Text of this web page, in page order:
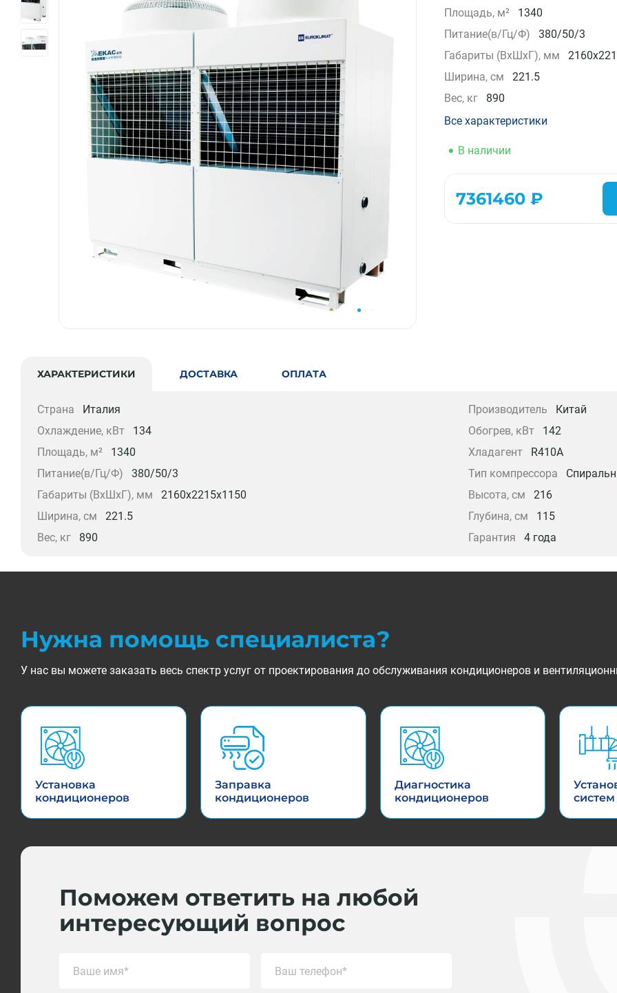
Компрессорно-конденсаторные блоки
Крышные кондиционеры
Прецизионные кондиционеры
Расходные материалы монтажа
Аксессуары для кондиционеров
Площадь, м²
1340
Питание(в/Гц/Ф)
380/50/3
Габариты (ВxШxГ), мм
Ширина, см
221.5
Вес, кг
890
Все характеристики
В наличии
7361460 ₽
ХАРАКТЕРИСТИКИ ДОСТАВКА ОПЛАТА
Страна Италия Производитель
Китай
Охлаждение, кВт
134 Обогрев, кВт
142
Площадь, м²
1340 Хладагент
R410A
Питание(в/Гц/Ф)
380/50/3 Тип компрессора
Габариты (ВxШxГ), мм
2160x2215x1150 Высота, см
216
Ширина, см
221.5 Глубина, см
115
Вес, кг
890 Гарантия 4 года
Нужна помощь специалиста?
У нас вы можете заказать весь спектр услуг от проектирования до обслуживания кондиционеров и
Установка
кондиционеров
Заправка
кондиционеров
Диагностика
кондиционеров
систем
Поможем ответить на любой
интересующий вопрос